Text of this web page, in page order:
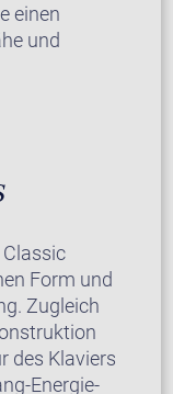
einen
und
Classic
Form und
Zugleich
des Klaviers
Energie-